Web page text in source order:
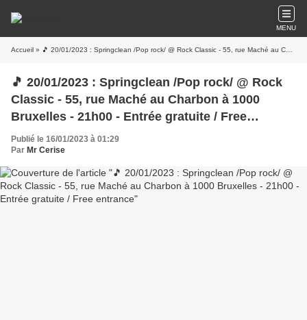
MENU
Accueil » 🎵 20/01/2023 : Springclean /Pop rock/ @ Rock Classic - 55, rue Maché au Charbon à 1000 Bruxelles - 21h00 - Entrée gratuite / Free entrance
🎵 20/01/2023 : Springclean /Pop rock/ @ Rock
Classic - 55, rue Maché au Charbon à 1000
Bruxelles - 21h00 - Entrée gratuite / Free
entrance
Publié le 16/01/2023 à 01:29
Par Mr Cerise